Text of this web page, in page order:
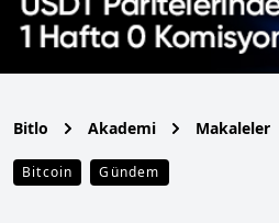
Bitlo Akademi Makaleler
Bitcoin Gündem